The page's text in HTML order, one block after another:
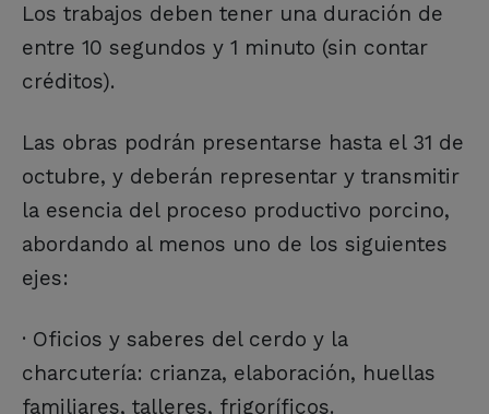
Los trabajos deben tener una duración de
entre 10 segundos y 1 minuto (sin contar
créditos).
Las obras podrán presentarse hasta el 31 de
octubre, y deberán representar y transmitir
la esencia del proceso productivo porcino,
abordando al menos uno de los siguientes
ejes:
· Oficios y saberes del cerdo y la
charcutería: crianza, elaboración, huellas
familiares, talleres, frigoríficos.